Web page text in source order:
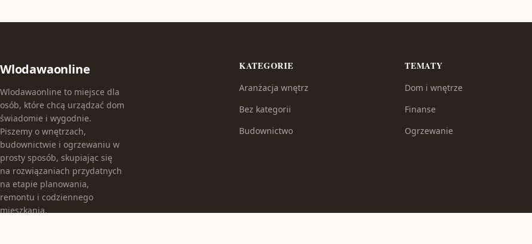
Wlodawaonline
Wlodawaonline to miejsce dla
osób, które chcą urządzać dom
świadomie i wygodnie.
Piszemy o wnętrzach,
budownictwie i ogrzewaniu w
prosty sposób, skupiając się
na rozwiązaniach przydatnych
na etapie planowania,
remontu i codziennego
mieszkania.
KATEGORIE
Aranżacja wnętrz
Bez kategorii
Budownictwo
TEMATY
Dom i wnętrze
Finanse
Ogrzewanie